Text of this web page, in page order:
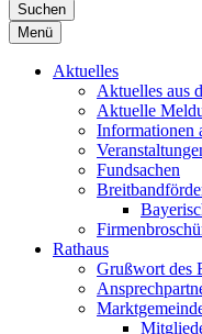
Suchen
Menü
Aktuelles
Aktuelles aus
Aktuelle
Informationen
Fundsachen
Rathaus
Grußwort des